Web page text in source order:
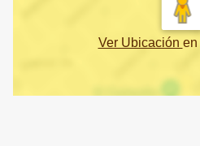
Ver Ubicación en